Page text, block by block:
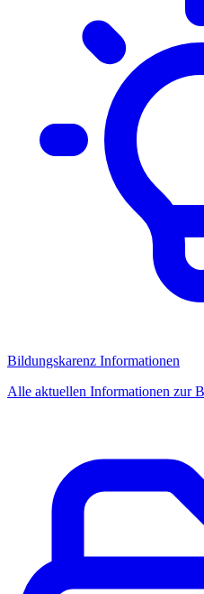
Bildungskarenz Informationen
Alle aktuellen Informationen zur